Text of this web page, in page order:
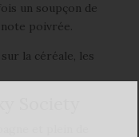
un soupçon de
poivrée.
la céréale, les
Society
et plein de